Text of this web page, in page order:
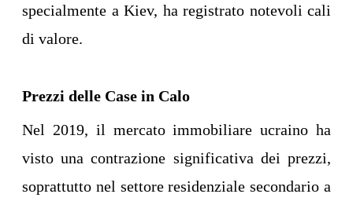
specialmente a Kiev, ha registrato notevoli cali
di valore.
Prezzi delle Case in Calo
Nel 2019, il mercato immobiliare ucraino ha
visto una contrazione significativa dei prezzi,
soprattutto nel settore residenziale secondario a